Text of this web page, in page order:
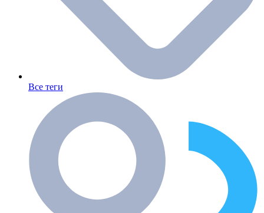
Все теги